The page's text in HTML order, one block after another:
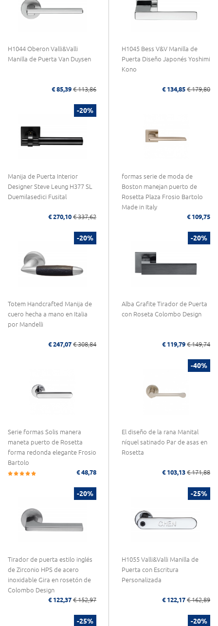
H1044 Oberon Valli&Valli
Manilla de Puerta Van Duysen
€ 85,39 € 113,86
H1045 Bess V&V Manilla de
Puerta Diseño Japonés Yoshimi
Kono
€ 134,85 € 179,80
-20%
Manija de Puerta Interior
Designer Steve Leung H377 SL
Duemilasedici Fusital
€ 270,10 € 337,62
formas serie de moda de
Boston manejan puerto de
Rosetta Plaza Frosio Bartolo
Made in Italy
€ 109,75
-20%
Totem Handcrafted Manija de
cuero hecha a mano en Italia
por Mandelli
€ 247,07 € 308,84
-20%
Alba Grafite Tirador de Puerta
con Roseta Colombo Design
€ 119,79 € 149,74
Serie formas Solis manera
maneta puerto de Rosetta
forma redonda elegante Frosio
Bartolo
€ 48,78
-40%
El diseño de la rana Manital
níquel satinado Par de asas en
Rosetta
€ 103,13 € 171,88
-20%
Tirador de puerta estilo inglés
de Zirconio HPS de acero
inoxidable Gira en rosetón de
Colombo Design
€ 122,37 € 152,97
-25%
H1055 Valli&Valli Manilla de
Puerta con Escritura
Personalizada
€ 122,17 € 162,89
-25% -20%